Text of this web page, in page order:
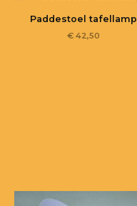
Paddestoel tafellamp
€ 42,50